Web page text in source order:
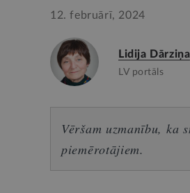
12. februārī, 2024
Lidija Dārziņa
LV portāls
Vēršam uzmanību, ka
piemērotājiem.